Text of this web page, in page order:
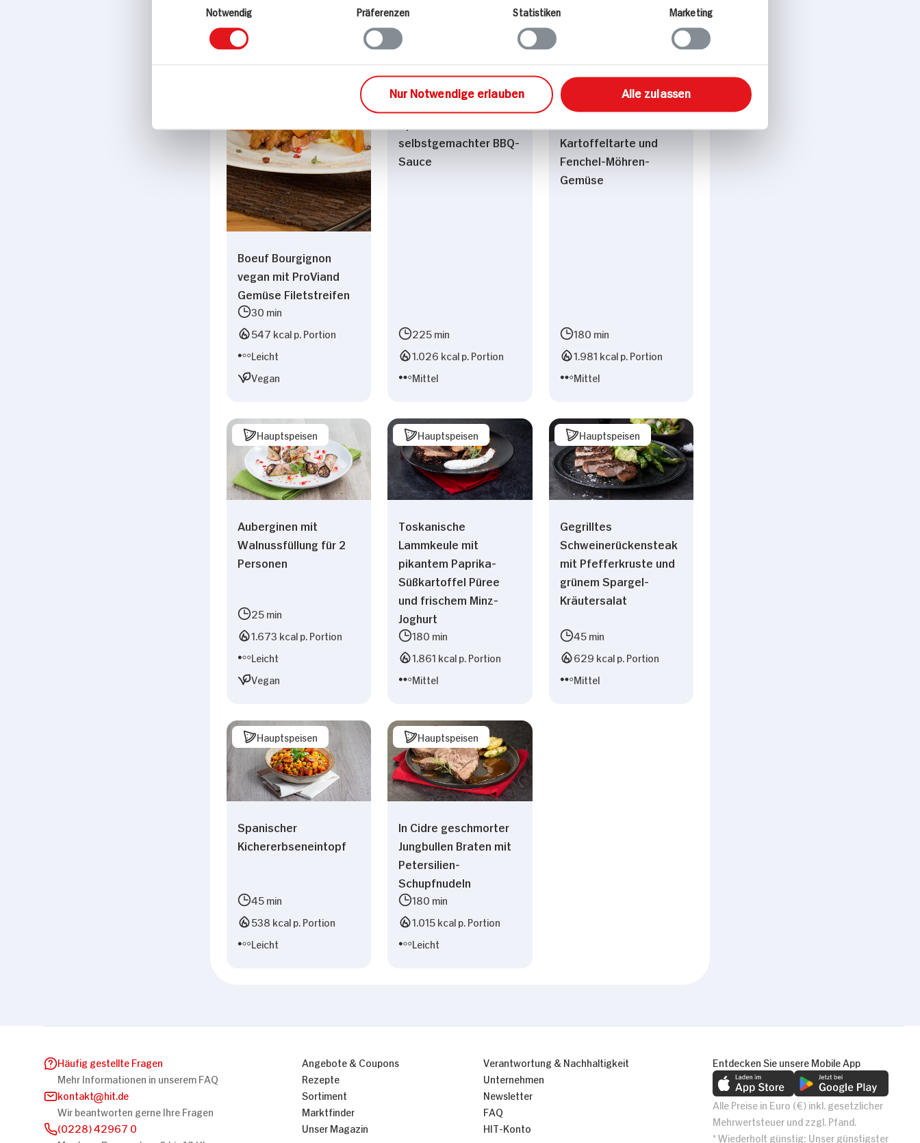
Zustimmung Über Cookies
Diese Webseite verwendet Cookies
anbieten zu können und die Zugriffe auf unsere Website zu analysieren. Außerdem geben wir
Informationen zu Ihrer Verwendung unserer Website an unsere Partner für soziale Medien, Werbung und
Analysen weiter. Unsere Partner führen diese Informationen möglicherweise mit weiteren Daten
zusammen, die Sie ihnen bereitgestellt haben oder die sie im Rahmen Ihrer Nutzung der Dienste
gesammelt haben.
Einwilligungsauswahl
Notwendig
Präferenzen Statistiken
Nur Notwendige erlauben Alle zulassen
Boeuf Bourgignon
vegan mit ProViand
Gemüse Filetstreifen
30 min
547 kcal p. Portion
Leicht
Vegan
selbstgemachter BBQ-
Sauce
225 min
1.026 kcal p. Portion
Mittel
Kartoffeltarte und
Fenchel-Möhren-
Gemüse
180 min
1.981 kcal p. Portion
Mittel
Hauptspeisen
Auberginen mit
Walnussfüllung für 2
Personen
25 min
1.673 kcal p. Portion
Leicht
Vegan
Hauptspeisen
Toskanische
Lammkeule mit
pikantem Paprika-
Süßkartoffel Püree
und frischem Minz-
Joghurt
180 min
1.861 kcal p. Portion
Mittel
Hauptspeisen
Gegrilltes
Schweinerückensteak
mit Pfefferkruste und
grünem Spargel-
Kräutersalat
45 min
629 kcal p. Portion
Mittel
Hauptspeisen
Spanischer
Kichererbseneintopf
45 min
538 kcal p. Portion
Leicht
Hauptspeisen
In Cidre geschmorter
Jungbullen Braten mit
Petersilien-
Schupfnudeln
180 min
1.015 kcal p. Portion
Leicht
Häufig gestellte Fragen
Mehr Informationen in unserem FAQ
kontakt
hit.de
Wir beantworten gerne Ihre Fragen
(0228) 42967 0
Angebote & Coupons
Rezepte
Sortiment
Marktfinder
Unser Magazin
Verantwortung & Nachhaltigkeit
Unternehmen
Newsletter
FAQ
HIT-Konto
Entdecken Sie unsere Mobile App
Alle Preise in Euro (€) inkl. gesetzlicher
Mehrwertsteuer und zzgl. Pfand.
* Wiederholt günstig: Unser günstigster